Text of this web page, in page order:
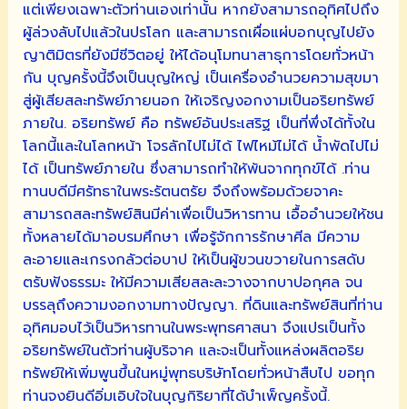
แต่เพียงเฉพาะตัวท่านเองเท่านั้น หากยังสามารถอุทิศไปถึง
ผู้ล่วงลับไปแล้วในปรโลก และสามารถเผื่อแผ่บอกบุญไปยัง
ญาติมิตรที่ยังมีชีวิตอยู่ ให้ได้อนุโมทนาสาธุการโดยทั่วหน้า
กัน บุญครั้งนี้จึงเป็นบุญใหญ่ เป็นเครื่องอำนวยความสุขมา
สู่ผู้เสียสละทรัพย์ภายนอก ให้เจริญงอกงามเป็นอริยทรัพย์
ภายใน. อริยทรัพย์ คือ ทรัพย์อันประเสริฐ เป็นที่พึ่งได้ทั้งใน
โลกนี้และในโลกหน้า โจรลักไปไม่ได้ ไฟไหม้ไม่ได้ น้ำพัดไปไม่
ได้ เป็นทรัพย์ภายใน ซึ่งสามารถทำให้พ้นจากทุกข์ได้ .ท่าน
ทานบดีมีศรัทธาในพระรัตนตรัย จึงถึงพร้อมด้วยจาคะ
สามารถสละทรัพย์สินมีค่าเพื่อเป็นวิหารทาน เอื้ออำนวยให้ชน
ทั้งหลายได้มาอบรมศึกษา เพื่อรู้จักการรักษาศีล มีความ
ละอายและเกรงกลัวต่อบาป ให้เป็นผู้ขวนขวายในการสดับ
ตรับฟังธรรมะ ให้มีความเสียสละละวางจากบาปอกุศล จน
บรรลุถึงความงอกงามทางปัญญา. ที่ดินและทรัพย์สินที่ท่าน
อุทิศมอบไว้เป็นวิหารทานในพระพุทธศาสนา จึงแปรเป็นทั้ง
อริยทรัพย์ในตัวท่านผู้บริจาค และจะเป็นทั้งแหล่งผลิตอริย
ทรัพย์ให้เพิ่มพูนขึ้นในหมู่พุทธบริษัทโดยทั่วหน้าสืบไป ขอทุก
ท่านจงยินดีอิ่มเอิบใจในบุญกิริยาที่ได้บำเพ็ญครั้งนี้.